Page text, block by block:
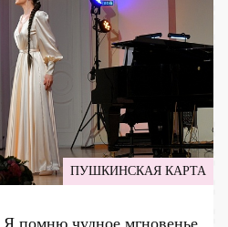
ПУШКИНСКАЯ КАРТА
Я помню чудное мгновенье